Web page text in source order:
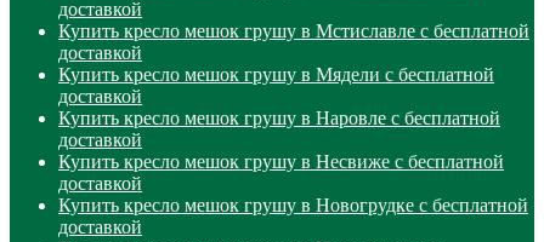
доставкой
Купить кресло мешок грушу в Мстиславле с бесплатной
доставкой
Купить кресло мешок грушу в Мядели с бесплатной
доставкой
Купить кресло мешок грушу в Наровле с бесплатной
доставкой
Купить кресло мешок грушу в Несвиже с бесплатной
доставкой
Купить кресло мешок грушу в Новогрудке с бесплатной
доставкой